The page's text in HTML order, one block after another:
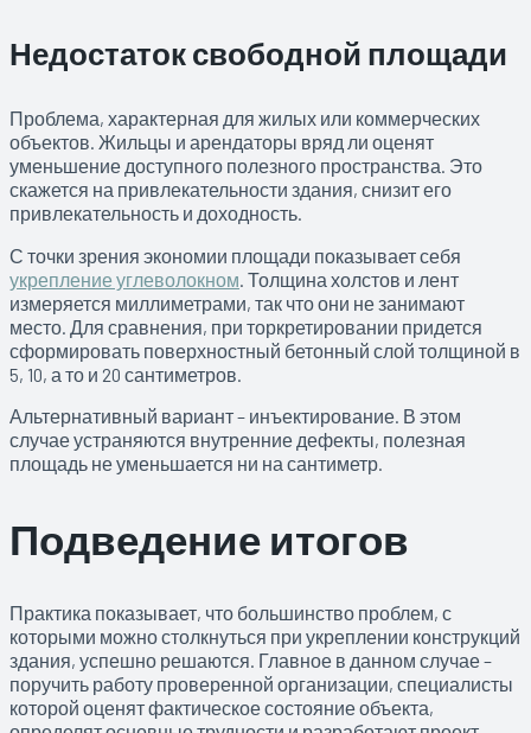
Недостаток свободной площади
Проблема, характерная для жилых или коммерческих
объектов. Жильцы и арендаторы вряд ли оценят
уменьшение доступного полезного пространства. Это
скажется на привлекательности здания, снизит его
привлекательность и доходность.
С точки зрения экономии площади показывает себя
укрепление углеволокном . Толщина холстов и лент
измеряется миллиметрами, так что они не занимают
место. Для сравнения, при торкретировании придется
сформировать поверхностный бетонный слой толщиной в
5, 10, а то и 20 сантиметров.
Альтернативный вариант – инъектирование. В этом
случае устраняются внутренние дефекты, полезная
площадь не уменьшается ни на сантиметр.
Подведение итогов
Практика показывает, что большинство проблем, с
которыми можно столкнуться при укреплении конструкций
здания, успешно решаются. Главное в данном случае –
поручить работу проверенной организации, специалисты
которой оценят фактическое состояние объекта,